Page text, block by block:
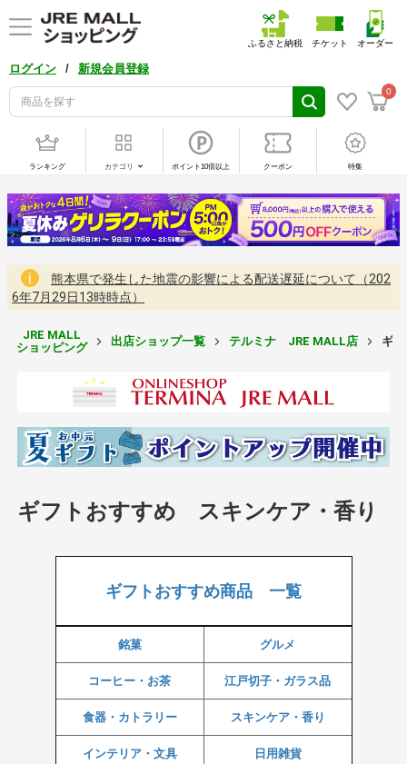
ログイン / 新規会員登録
0
ふるさと納税 チケット オーダー
ランキング カテゴリ ポイント10倍以上 クーポン 特集
熊本県で発生した地震の影響による配送遅延について（202
6年7月29日13時時点）
JRE MALL
ショッピング
出店ショップ一覧 テルミナ JRE MALL店 ギ
ギフトおすすめ スキンケア・香り
ギフトおすすめ商品 一覧
銘菓 グルメ
コーヒー・お茶 江戸切子・ガラス品
食器・カトラリー スキンケア・香り
インテリア・文具 日用雑貨